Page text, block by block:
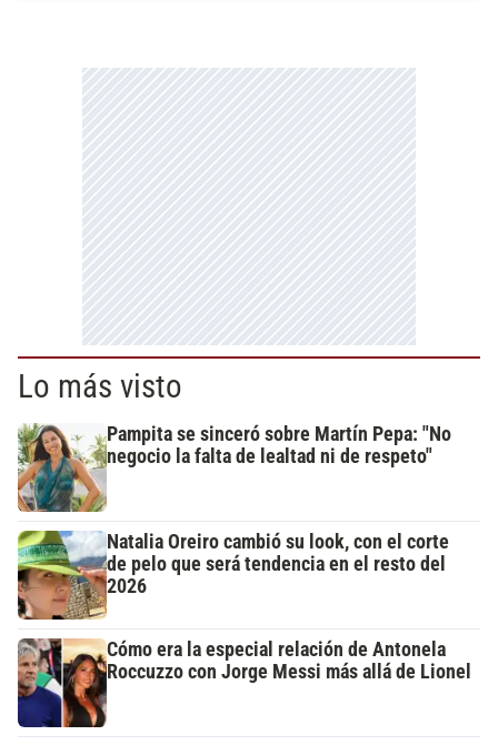
Lo más visto
Pampita se sinceró sobre Martín Pepa: "No
negocio la falta de lealtad ni de respeto"
Natalia Oreiro cambió su look, con el corte
de pelo que será tendencia en el resto del
2026
Cómo era la especial relación de Antonela
Roccuzzo con Jorge Messi más allá de Lionel